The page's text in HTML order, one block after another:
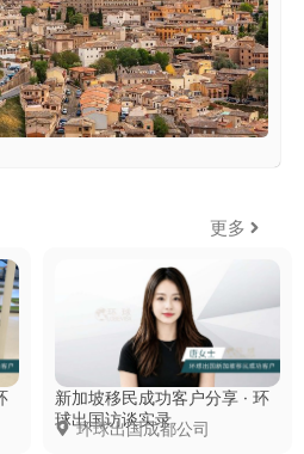
更多
新加坡移民成功客户分享 · 环
球出国访谈实录
环球出国成都公司